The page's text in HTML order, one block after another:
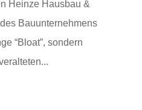
Heinze Hausbau &
Bauunternehmens
“Bloat”, sondern